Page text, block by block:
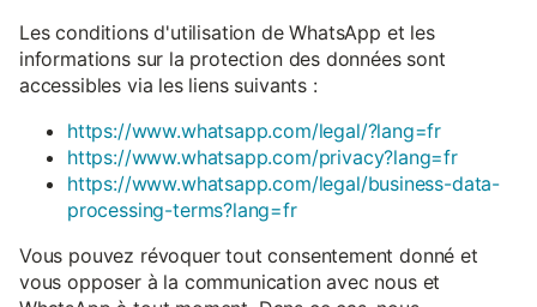
Les conditions d'utilisation de WhatsApp et les
informations sur la protection des données sont
accessibles via les liens suivants :
https://www.whatsapp.com/legal/?lang=fr
https://www.whatsapp.com/privacy?lang=fr
https://www.whatsapp.com/legal/business-data-
processing-terms?lang=fr
Vous pouvez révoquer tout consentement donné et
vous opposer à la communication avec nous et